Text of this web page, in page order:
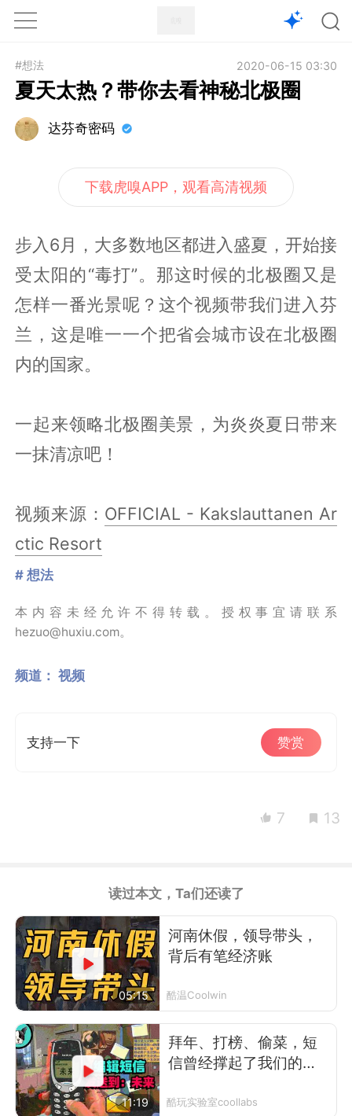
1X
#想法 2020-06-15 03:30
夏天太热？带你去看神秘北极圈
达芬奇密码
下载虎嗅APP，观看高清视频
步入6月，大多数地区都进入盛夏，开始接
受太阳的“毒打”。那这时候的北极圈又是
怎样一番光景呢？这个视频带我们进入芬
兰，这是唯一一个把省会城市设在北极圈
内的国家。
一起来领略北极圈美景，为炎炎夏日带来
一抹清凉吧！
视频来源： OFFICIAL - Kakslauttanen Ar
ctic Resort
# 想法
本内容未经允许不得转载。授权事宜请联系
hezuo@huxiu.com。
频道： 视频
支持一下 赞赏
7 13
读过本文，Ta们还读了
05:15
河南休假，领导带头，
背后有笔经济账
酷温Coolwin
11:19
拜年、打榜、偷菜，短
信曾经撑起了我们的前
酷玩实验室coollabs